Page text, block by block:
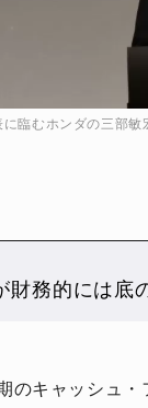
臨むホンダの三部敏
財務的には底
のキャッシュ